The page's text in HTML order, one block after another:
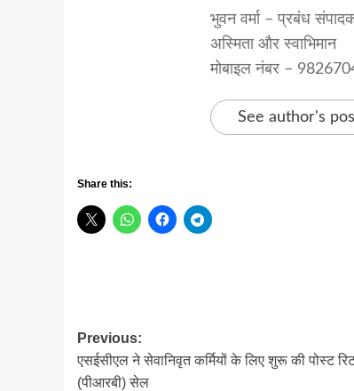
भुवन वर्मा – प्रबंध
अस्मिता और स्वाभिमान
मोबाइल नंबर –
See author's
Share this:
Post
navigation
Previous:
एसईसीएल ने सेवानिवृत कर्मियों के लिए शुरू की पोस्ट
(पीआरबी) सेल